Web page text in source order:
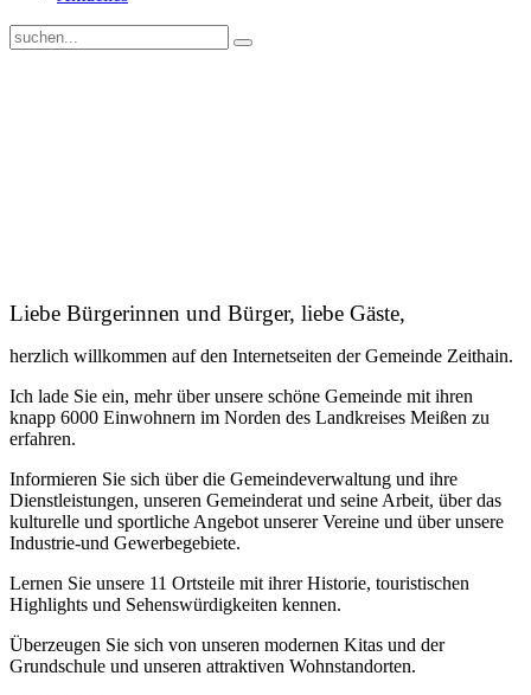
Liebe Bürgerinnen und Bürger, liebe Gäste,
herzlich willkommen auf den Internetseiten der Gemeinde Zeithain.
Ich lade Sie ein, mehr über unsere schöne Gemeinde mit ihren
knapp 6000 Einwohnern im Norden des Landkreises Meißen zu
erfahren.
Informieren Sie sich über die Gemeindeverwaltung und ihre
Dienstleistungen, unseren Gemeinderat und seine Arbeit, über das
kulturelle und sportliche Angebot unserer Vereine und über unsere
Industrie-und Gewerbegebiete.
Lernen Sie unsere 11 Ortsteile mit ihrer Historie, touristischen
Highlights und Sehenswürdigkeiten kennen.
Überzeugen Sie sich von unseren modernen Kitas und der
Grundschule und unseren attraktiven Wohnstandorten.